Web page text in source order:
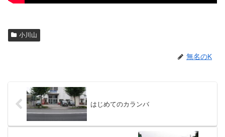
小川山
無名のK
はじめてのカランバ